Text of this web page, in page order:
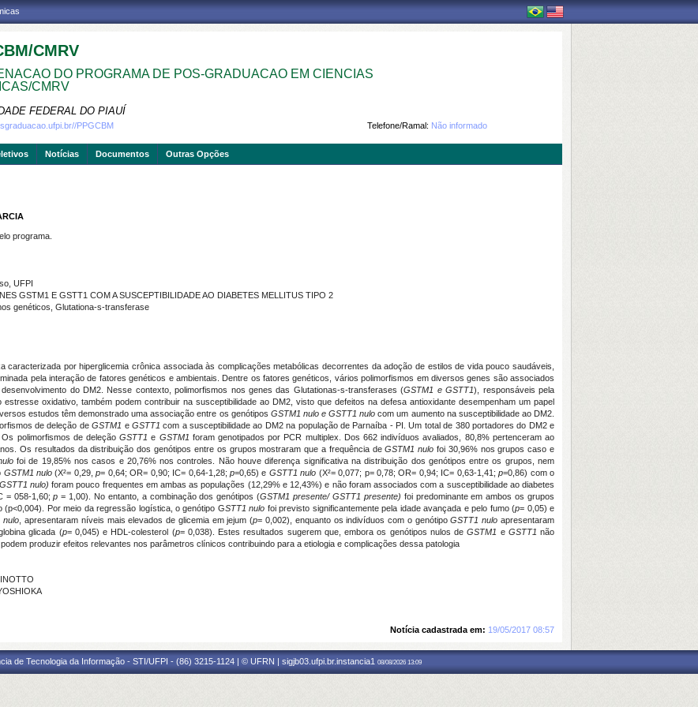
CMRV
DO PROGRAMA DE POS-GRADUACAO EM CIENCIAS
CMRV
FEDERAL DO PIAUÍ
Telefone/Ramal: Não informado
PPGCBM
Notícias Documentos Outras Opções
programa.
UFPI
GSTM1 E GSTT1 COM A SUSCEPTIBILIDADE AO DIABETES MELLITUS TIPO 2
genéticos, Glutationa-s-transferase
caracterizada por hiperglicemia crônica associada às complicações metabólicas decorrentes da adoção de estilos de vida pouco saudáveis,
pela interação de fatores genéticos e ambientais. Dentre os fatores genéticos, vários polimorfismos em diversos genes são associados
do DM2. Nesse contexto, polimorfismos nos genes das Glutationas-s-transferases (GSTM1 e GSTT1), responsáveis pela
oxidativo, também podem contribuir na susceptibilidade ao DM2, visto que defeitos na defesa antioxidante desempenham um papel
estudos têm demonstrado uma associação entre os genótipos GSTM1 nulo e GSTT1 nulo com um aumento na susceptibilidade ao DM2.
de deleção deGSTM1 eGSTT1com a susceptibilidade ao DM2 na população de Parnaíba - PI. Um total de 380 portadores do DM2 e
polimorfismos de deleçãoGSTT1 e GSTM1 foram genotipados por PCR multiplex. Dos 662 indivíduos avaliados, 80,8% pertenceram ao
Os resultados da distribuição dos genótipos entre os grupos mostraram que a frequência deGSTM1nulo foi 30,96% nos grupos caso e
foi de 19,85% nos casos e 20,76% nos controles. Não houve diferença significativa na distribuição dos genótipos entre os grupos, nem
GSTM1 nulo (X²= 0,29,p= 0,64; OR= 0,90; IC= 0,64-1,28; p=0,65) e GSTT1 nulo (X²= 0,077; p= 0,78; OR= 0,94; IC= 0,63-1,41;p=0,86) com o
nulo)foram pouco frequentes em ambas as populações (12,29% e 12,43%) e não foram associados com a susceptibilidade ao diabetes
= 058-1,60;p= 1,00). No entanto, a combinação dos genótipos (GSTM1 presente/ GSTT1 presente) foi predominante em ambos os grupos
Por meio da regressão logística, o genótipo GSTT1 nulo foi previsto significantemente pela idade avançada e pelo fumo (p= 0,05) e
nulo , apresentaram níveis mais elevados de glicemia em jejum (p= 0,002), enquanto os indivíduos com o genótipoGSTT1 nulo apresentaram
glicada (p= 0,045) e HDL-colesterol (p= 0,038). Estes resultados sugerem que, embora os genótipos nulos deGSTM1 eGSTT1 não
produzir efeitos relevantes nos parâmetros clínicos contribuindo para a etiologia e complicações dessa patologia
Notícia cadastrada em: 19/05/2017 08:57
de Tecnologia da Informação - STI/UFPI - (86) 3215-1124 | © UFRN | sigjb03.ufpi.br.instancia1 08/08/2026 13:09